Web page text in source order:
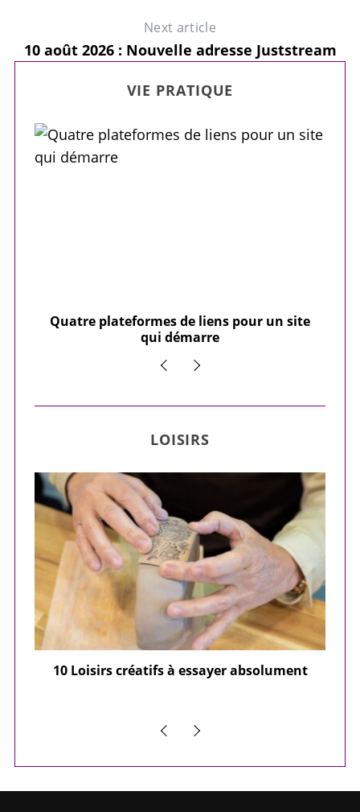
Next article
10 août 2026 : Nouvelle adresse Juststream
VIE PRATIQUE
Quatre plateformes de liens pour un site
qui démarre
LOISIRS
10 Loisirs créatifs à essayer absolument